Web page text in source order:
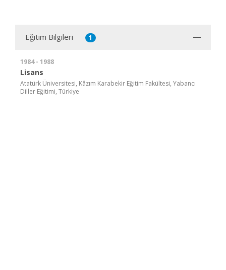
Eğitim Bilgileri 1
1984 - 1988
Lisans
Atatürk Üniversitesi, Kâzım Karabekir Eğitim Fakültesi, Yabancı
Diller Eğitimi, Türkiye